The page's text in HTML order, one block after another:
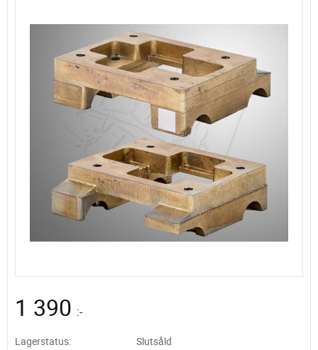
1 390 :-
Lagerstatus
Slutsåld